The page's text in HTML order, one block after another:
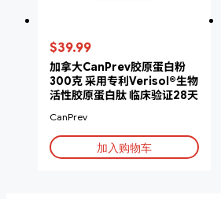
$39.99
加拿大CanPrev胶原蛋白粉
300克 采用专利Verisol®生物
活性胶原蛋白肽 临床验证28天
CanPrev
加入购物车